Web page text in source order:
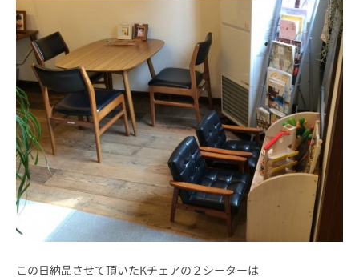
この日納品させて頂いたKチェアの２シーターは